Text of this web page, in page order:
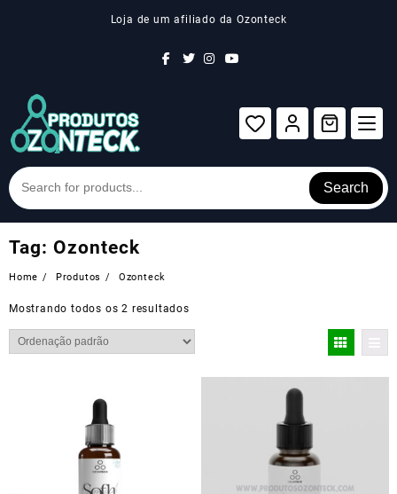
Loja de um afiliado da Ozonteck
Search
Tag: Ozonteck
Home Produtos Ozonteck
Mostrando todos os 2 resultados